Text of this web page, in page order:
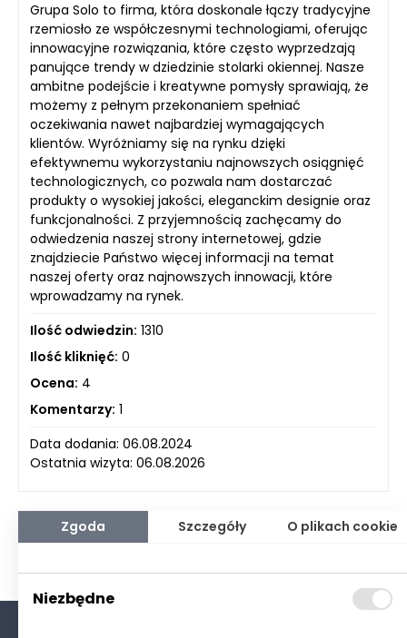
Grupa Solo to firma, która doskonale łączy tradycyjne
rzemiosło ze współczesnymi technologiami, oferując
innowacyjne rozwiązania, które często wyprzedzają
panujące trendy w dziedzinie stolarki okiennej. Nasze
ambitne podejście i kreatywne pomysły sprawiają, że
możemy z pełnym przekonaniem spełniać
oczekiwania nawet najbardziej wymagających
klientów. Wyróżniamy się na rynku dzięki
efektywnemu wykorzystaniu najnowszych osiągnięć
technologicznych, co pozwala nam dostarczać
produkty o wysokiej jakości, eleganckim designie oraz
funkcjonalności. Z przyjemnością zachęcamy do
odwiedzenia naszej strony internetowej, gdzie
znajdziecie Państwo więcej informacji na temat
naszej oferty oraz najnowszych innowacji, które
wprowadzamy na rynek.
Ilość odwiedzin: 1310
Ilość kliknięć: 0
Ocena: 4
Komentarzy: 1
Data dodania: 06.08.2024
Ostatnia wizyta: 06.08.2026
Zgoda Szczegóły O plikach cookie
Niezbędne